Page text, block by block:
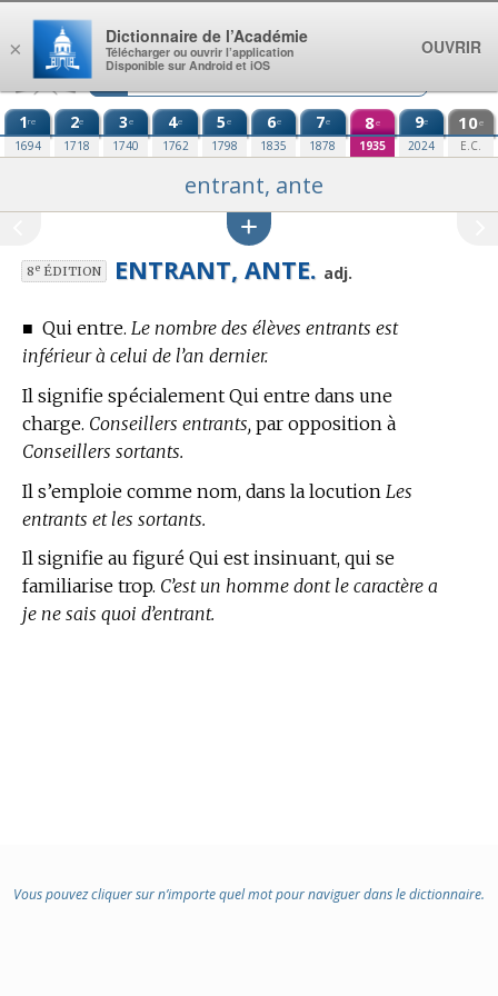
Aller au contenu
1re
1694
2e
1718
3e
1740
4e
1762
5e
1798
6e
1835
7e
1878
8e
1935
9e
2024
10e
E.C.
entrant, ante
8eÉDITION ENTRANT, ANTE. adj.
■ Qui entre. Le nombre des élèves entrants est
inférieur à celui de l’an dernier.
Il signifie spécialement Qui entre dans une
charge. Conseillers entrants, par opposition à
Conseillers sortants.
Il s’emploie comme nom, dans la locution Les
entrants et les sortants.
Il signifie au figuré Qui est insinuant, qui se
familiarise trop. C’est un homme dont le caractère a
je ne sais quoi d’entrant.
Vous pouvez cliquer sur n’importe quel mot pour naviguer dans le dictionnaire.
×
Dictionnaire de l’Académie
Télécharger ou ouvrir l’application
Disponible sur Android et iOS
OUVRIR